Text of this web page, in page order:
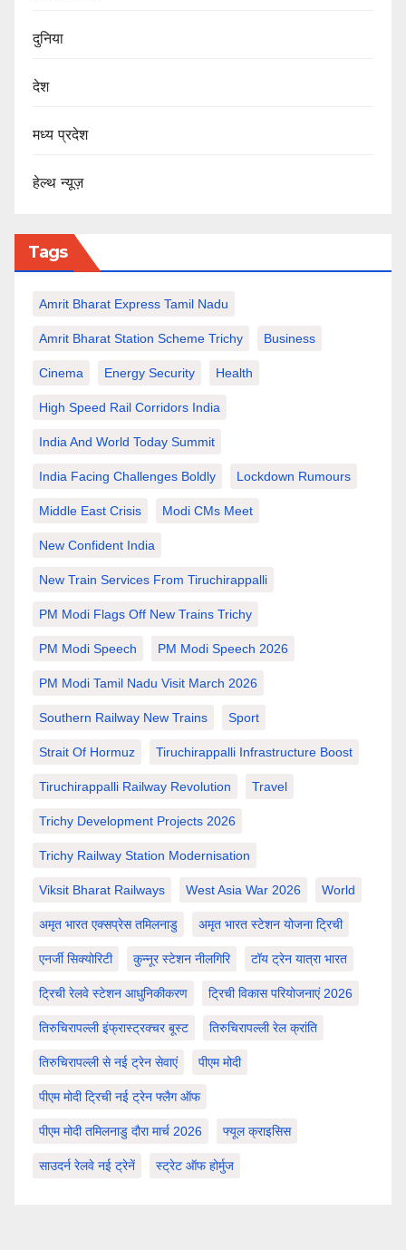
दुनिया
देश
मध्य प्रदेश
हेल्थ न्यूज़
Tags
Amrit Bharat Express Tamil Nadu
Amrit Bharat Station Scheme Trichy Business
Cinema Energy Security Health
High Speed Rail Corridors India
India And World Today Summit
India Facing Challenges Boldly Lockdown Rumours
Middle East Crisis Modi CMs Meet
New Confident India
New Train Services From Tiruchirappalli
PM Modi Flags Off New Trains Trichy
PM Modi Speech PM Modi Speech 2026
PM Modi Tamil Nadu Visit March 2026
Southern Railway New Trains Sport
Strait Of Hormuz Tiruchirappalli Infrastructure Boost
Tiruchirappalli Railway Revolution Travel
Trichy Development Projects 2026
Trichy Railway Station Modernisation
Viksit Bharat Railways West Asia War 2026 World
अमृत भारत एक्सप्रेस तमिलनाडु अमृत भारत स्टेशन योजना ट्रिची
एनर्जी सिक्योरिटी कुन्नूर स्टेशन नीलगिरि टॉय ट्रेन यात्रा भारत
ट्रिची रेलवे स्टेशन आधुनिकीकरण ट्रिची विकास परियोजनाएं 2026
तिरुचिरापल्ली इंफ्रास्ट्रक्चर बूस्ट तिरुचिरापल्ली रेल क्रांति
तिरुचिरापल्ली से नई ट्रेन सेवाएं पीएम मोदी
पीएम मोदी ट्रिची नई ट्रेन फ्लैग ऑफ
पीएम मोदी तमिलनाडु दौरा मार्च 2026 फ्यूल क्राइसिस
साउदर्न रेलवे नई ट्रेनें स्ट्रेट ऑफ होर्मुज